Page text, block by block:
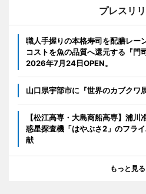
プレスリ
職人手握りの本格寿司を配膳レー
コストを魚の品質へ還元する『門
2026年7月24日OPEN。
山口県宇部市に『世界のカブクワ
【松江高専・大島商船高専】浦
惑星探査機「はやぶさ2」のフラ
献
もっと見る